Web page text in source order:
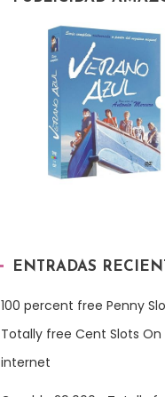
ENTRADAS
100 percent free Penny
Totally free Cent Slots
internet